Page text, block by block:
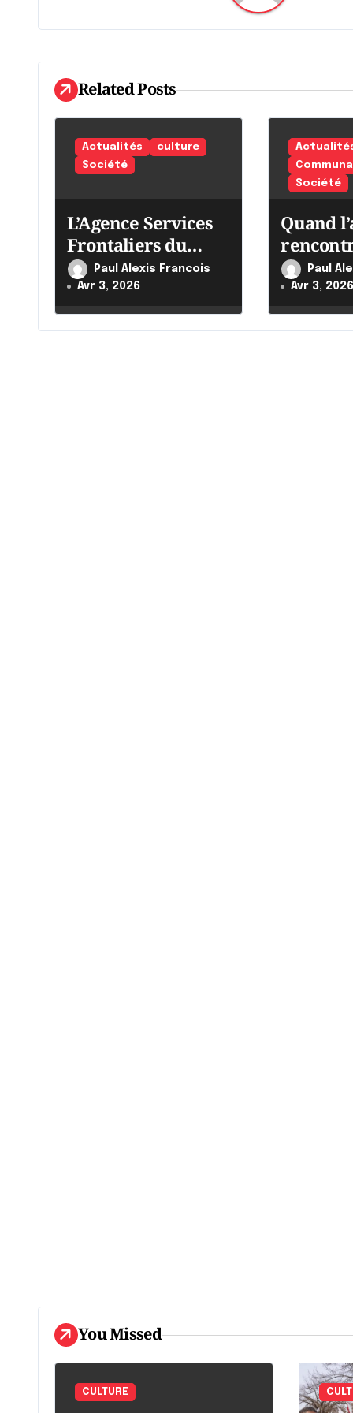
a
t
i
o
n
d
e
l
'
a
Related Posts
Actualités
culture
Société
L’Agence Services
Frontaliers du
Canada intensifie
ses efforts
Paul Alexis Francois
Avr 3, 2026
Société
Quand
Paul
Avr 3, 2026
You Missed
CULTURE